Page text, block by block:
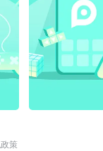
策